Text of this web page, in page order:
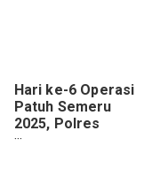
Hari ke-6 Operasi
Patuh Semeru
2025, Polres
Pasuruan Kota